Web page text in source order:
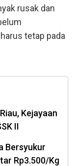
rusak dan
tetap pada
Kejayaan
II
Bersyukur
Rp3.500/Kg